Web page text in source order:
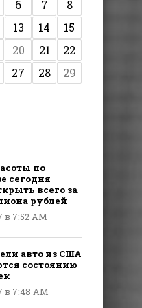
6 7
8
13 14
15
20 21
22
27 28
29
по
сегодня
всего за
рублей
в 7:52 AM
авто из США
состоянию
в 7:48 AM